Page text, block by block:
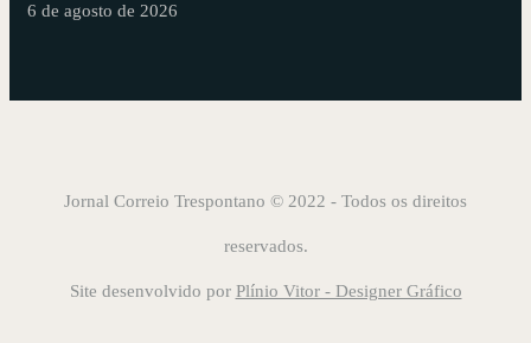
6 de agosto de 2026
Jornal Correio Trespontano © 2022 - Todos os direitos
reservados.
Site desenvolvido por Plínio Vitor - Designer Gráfico